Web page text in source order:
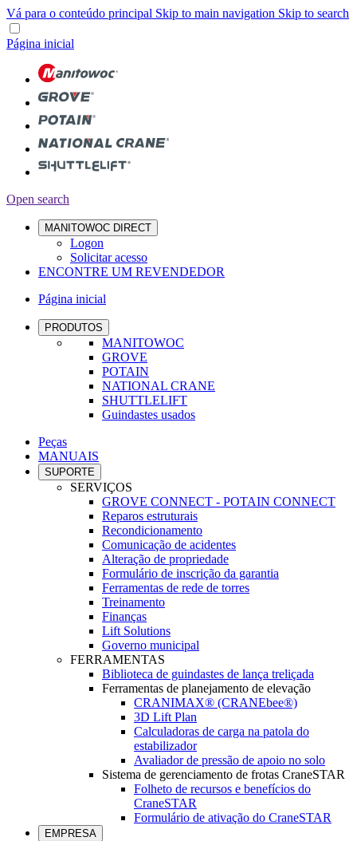
Vá para o conteúdo principal Skip to main navigation Skip to search
Página inicial
Open search
MANITOWOC DIRECT
Logon
Solicitar acesso
ENCONTRE UM REVENDEDOR
Página inicial
PRODUTOS
MANITOWOC
GROVE
POTAIN
NATIONAL CRANE
SHUTTLELIFT
Guindastes usados
Peças
MANUAIS
SUPORTE
SERVIÇOS
GROVE CONNECT - POTAIN CONNECT
Reparos estruturais
Recondicionamento
Comunicação de acidentes
Alteração de propriedade
Formulário de inscrição da garantia
Ferramentas de rede de torres
Treinamento
Finanças
Lift Solutions
Governo municipal
FERRAMENTAS
Biblioteca de guindastes de lança treliçada
Ferramentas de planejamento de elevação
CRANIMAX® (CRANEbee®)
3D Lift Plan
Calculadoras de carga na patola do
estabilizador
Avaliador de pressão de apoio no solo
Sistema de gerenciamento de frotas CraneSTAR
Folheto de recursos e benefícios do
CraneSTAR
Formulário de ativação do CraneSTAR
EMPRESA